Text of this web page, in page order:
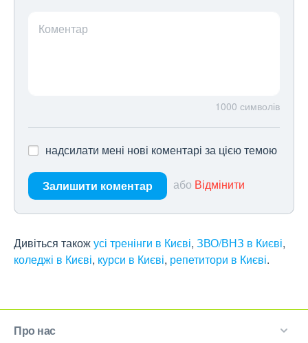
Коментар
1000 символів
надсилати мені нові коментарі за цією темою
Залишити коментар або Відмінити
Дивіться такожусі тренінги в Києві, ЗВО/ВНЗ в Києві,
коледжі в Києві, курси в Києві, репетитори в Києві.
Про нас